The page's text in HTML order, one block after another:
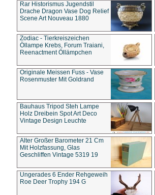
Rar Historismus Jugendstil
Drache Dragon Vase Dog Relief
Scene Art Nouveau 1880
Zodiac - Tierkreiszeichen
Öllampe Krebs, Forum Traiani,
Reenactment Öllämpchen
Originale Meissen Fuss - Vase
Rosenmuster Mit Goldrand
Bauhaus Tripod Steh Lampe
Holz Dreibein Spot Art Deco
Vintage Design Leuchte
Alter Großer Barometer 21 Cm
Mit Holzfassung, Glas
Geschliffen Vintage 5319 19
Ungerades 6 Ender Rehgeweih
Roe Deer Trophy 194 G